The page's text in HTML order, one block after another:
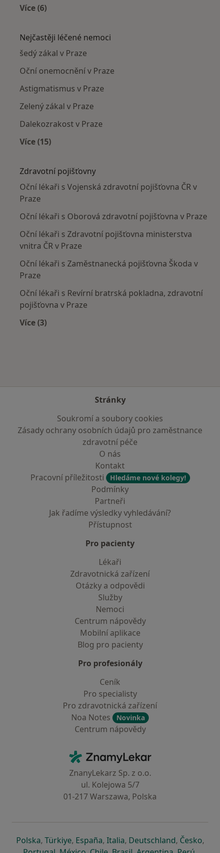
Více (6)
Nejčastěji léčené nemoci
šedý zákal v Praze
Oční onemocnění v Praze
Astigmatismus v Praze
Zelený zákal v Praze
Dalekozrakost v Praze
Více (15)
Zdravotní pojišťovny
Oční lékaři s Vojenská zdravotní pojišťovna ČR v
Praze
Oční lékaři s Oborová zdravotní pojišťovna v Praze
Oční lékaři s Zdravotní pojišťovna ministerstva
vnitra ČR v Praze
Oční lékaři s Zaměstnanecká pojišťovna Škoda v
Praze
Oční lékaři s Revírní bratrská pokladna, zdravotní
pojišťovna v Praze
Více (3)
Stránky
Soukromí a soubory cookies
Zásady ochrany osobních údajů pro zaměstnance
zdravotní péče
O nás
Kontakt
Pracovní příležitosti
Hledáme nové kolegy!
Podmínky
Partneři
Jak řadíme výsledky vyhledávání?
Přístupnost
Pro pacienty
Lékaři
Zdravotnická zařízení
Otázky a odpovědi
Služby
Nemoci
Centrum nápovědy
Mobilní aplikace
Blog pro pacienty
Pro profesionály
Ceník
Pro specialisty
Pro zdravotnická zařízení
Noa Notes
Novinka
Centrum nápovědy
ZnamyLekar - Hlavní stránka
ZnanyLekarz Sp. z o.o.
ul. Kolejowa 5/7
01-217 Warszawa, Polska
Polskase otevře v nové záložce
, Türkiyese otevře v nové záložce
, Españase otevře v nové záložce
, Italiase otevře v nové záložce
, Deutschlandse otevře v
, Českose
,